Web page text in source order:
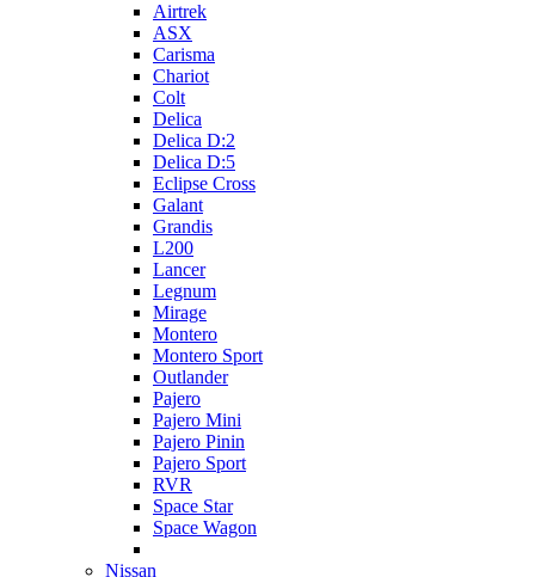
Airtrek
ASX
Carisma
Chariot
Colt
Delica
Delica D:2
Delica D:5
Eclipse Cross
Galant
Grandis
L200
Lancer
Legnum
Mirage
Montero
Montero Sport
Outlander
Pajero
Pajero Mini
Pajero Pinin
Pajero Sport
RVR
Space Star
Space Wagon
Nissan